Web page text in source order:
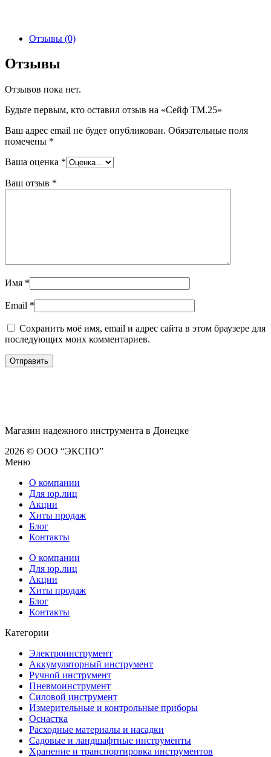
Отзывы (0)
Отзывы
Отзывов пока нет.
Будьте первым, кто оставил отзыв на «Сейф TM.25»
Ваш адрес email не будет опубликован. Обязательные поля
помечены *
Ваша оценка *
Ваш отзыв *
Имя *
Email *
Сохранить моё имя, email и адрес сайта в этом браузере для
последующих моих комментариев.
Магазин надежного инструмента в Донецке
2026 © ООО “ЭКСПО”
Меню
О компании
Для юр.лиц
Акции
Хиты продаж
Блог
Контакты
О компании
Для юр.лиц
Акции
Хиты продаж
Блог
Контакты
Категории
Электроинструмент
Аккумуляторный инструмент
Ручной инструмент
Пневмоинструмент
Силовой инструмент
Измерительные и контрольные приборы
Оснастка
Расходные материалы и насадки
Садовые и ландшафтные инструменты
Хранение и транспортировка инструментов